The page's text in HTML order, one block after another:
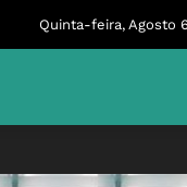
Quinta-feira, Agosto 6